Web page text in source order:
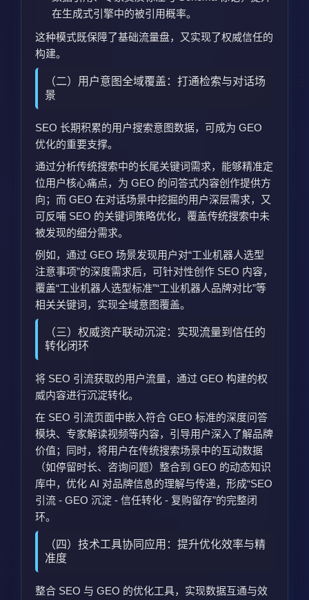
在生成式引擎中的被引用概率。
这种模式既保障了基础流量盘，又实现了权威信任的
构建。
（二）用户意图全域覆盖：打通检索与对话场
景
SEO 长期积累的用户搜索意图数据，可成为 GEO
优化的重要支撑。
通过分析传统搜索中的长尾关键词需求，能够精准定
位用户核心痛点，为 GEO 的问答式内容创作提供方
向；而 GEO 在对话场景中挖掘的用户深层需求，又
可反哺 SEO 的关键词策略优化，覆盖传统搜索中未
被发现的细分需求。
例如，通过 GEO 场景发现用户对“工业机器人选型
注意事项”的深度需求后，可针对性创作 SEO 内容，
覆盖“工业机器人选型标准”“工业机器人品牌对比”等
相关关键词，实现全域意图覆盖。
（三）权威资产联动沉淀：实现流量到信任的
转化闭环
将 SEO 引流获取的用户流量，通过 GEO 构建的权
威内容进行沉淀转化。
在 SEO 引流页面中嵌入符合 GEO 标准的深度问答
模块、专家解读视频等内容，引导用户深入了解品牌
价值；同时，将用户在传统搜索场景中的互动数据
（如停留时长、咨询问题）整合到 GEO 的动态知识
库中，优化 AI 对品牌信息的理解与传递，形成“SEO
引流 - GEO 沉淀 - 信任转化 - 复购留存”的完整闭
环。
（四）技术工具协同应用：提升优化效率与精
准度
整合 SEO 与 GEO 的优化工具，实现数据互通与效